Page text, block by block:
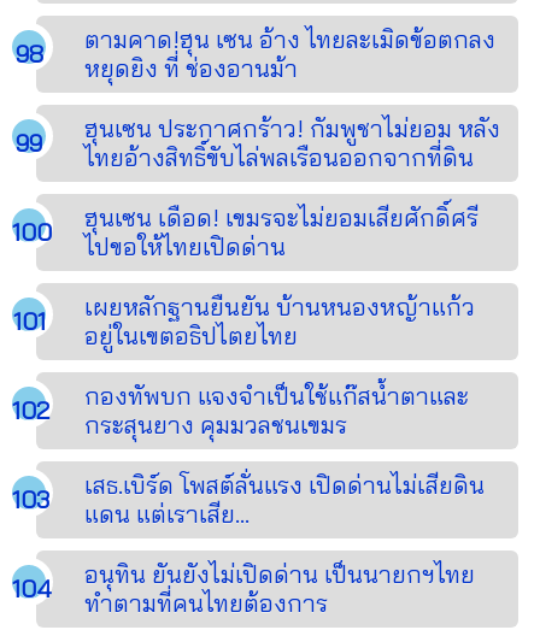
ตามคาด!ฮุน เซน อ้าง ไทยละเมิดข้อตกลง
หยุดยิง ที่ ช่องอานม้า
ฮุนเซน ประกาศกร้าว! กัมพูชาไม่ยอม หลัง
ไทยอ้างสิทธิ์ขับไล่พลเรือนออกจากที่ดิน
ฮุนเซน เดือด! เขมรจะไม่ยอมเสียศักดิ์ศรี
ไปขอให้ไทยเปิดด่าน
เผยหลักฐานยืนยัน บ้านหนองหญ้าแก้ว
อยู่ในเขตอธิปไตยไทย
กองทัพบก แจงจำเป็นใช้แก๊สน้ำตาและ
กระสุนยาง คุมมวลชนเขมร
เสธ.เบิร์ด โพสต์ลั่นแรง เปิดด่านไม่เสียดิน
แดน แต่เราเสีย...
อนุทิน ยันยังไม่เปิดด่าน เป็นนายกฯไทย
ทำตามที่คนไทยต้องการ